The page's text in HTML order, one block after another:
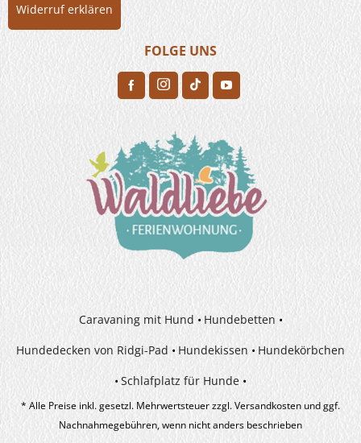
Widerruf erklären
FOLGE UNS
H F
Caravaning mit Hund
Hundebetten
Hundedecken von Ridgi-Pad
Hundekissen
Hundekörbchen
Schlafplatz für Hunde
* Alle Preise inkl. gesetzl. Mehrwertsteuer zzgl.Versandkostenund ggf.
Nachnahmegebühren, wenn nicht anders beschrieben